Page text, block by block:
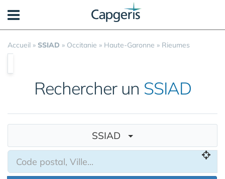
Accueil » SSIAD » Occitanie » Haute-Garonne » Rieumes
Rechercher un SSIAD
SSIAD